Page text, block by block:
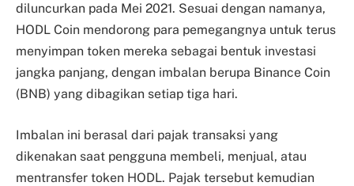
diluncurkan pada Mei 2021. Sesuai dengan namanya,
HODL Coin mendorong para pemegangnya untuk terus
menyimpan token mereka sebagai bentuk investasi
jangka panjang, dengan imbalan berupa Binance Coin
(BNB) yang dibagikan setiap tiga hari.
Imbalan ini berasal dari pajak transaksi yang
dikenakan saat pengguna membeli, menjual, atau
mentransfer token HODL. Pajak tersebut kemudian